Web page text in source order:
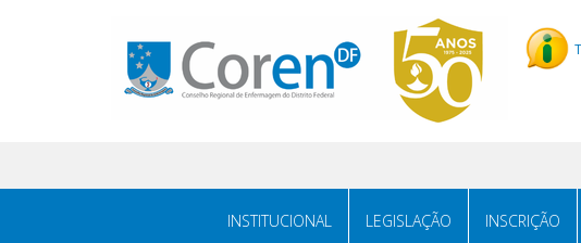
INSTITUCIONAL LEGISLAÇÃO INSCRIÇÃO